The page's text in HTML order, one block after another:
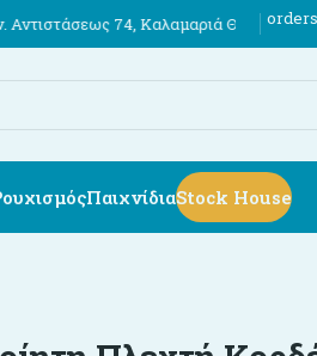
Καλαμαριά Θεσσαλονίκης Έως 12
ΠαιχνίδιαStock House